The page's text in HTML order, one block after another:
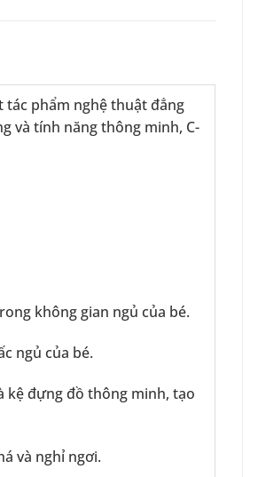
tác phẩm nghệ thuật đẳng
và tính năng thông minh, C-
không gian ngủ của bé.
ngủ của bé.
kệ đựng đồ thông minh, tạo
và nghỉ ngơi.